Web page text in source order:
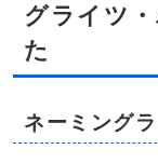
グライツ
た
ネーミング